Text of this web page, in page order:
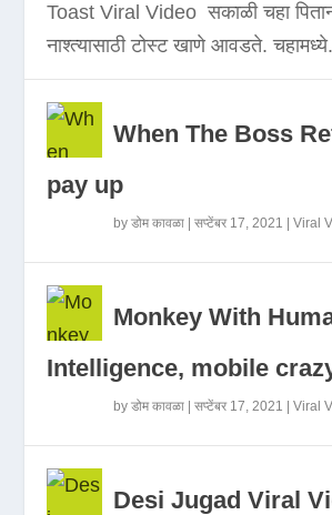
Toast Viral Video सकाळी चहा
नाश्त्यासाठी टोस्ट खाणे आवडते.
When The Boss
pay up
byडोम कावळा |सप्टेंबर 17, 2021 |Viral
Monkey With
Intelligence, mobile
byडोम कावळा |सप्टेंबर 17, 2021 |Viral
Desi Jugad Viral